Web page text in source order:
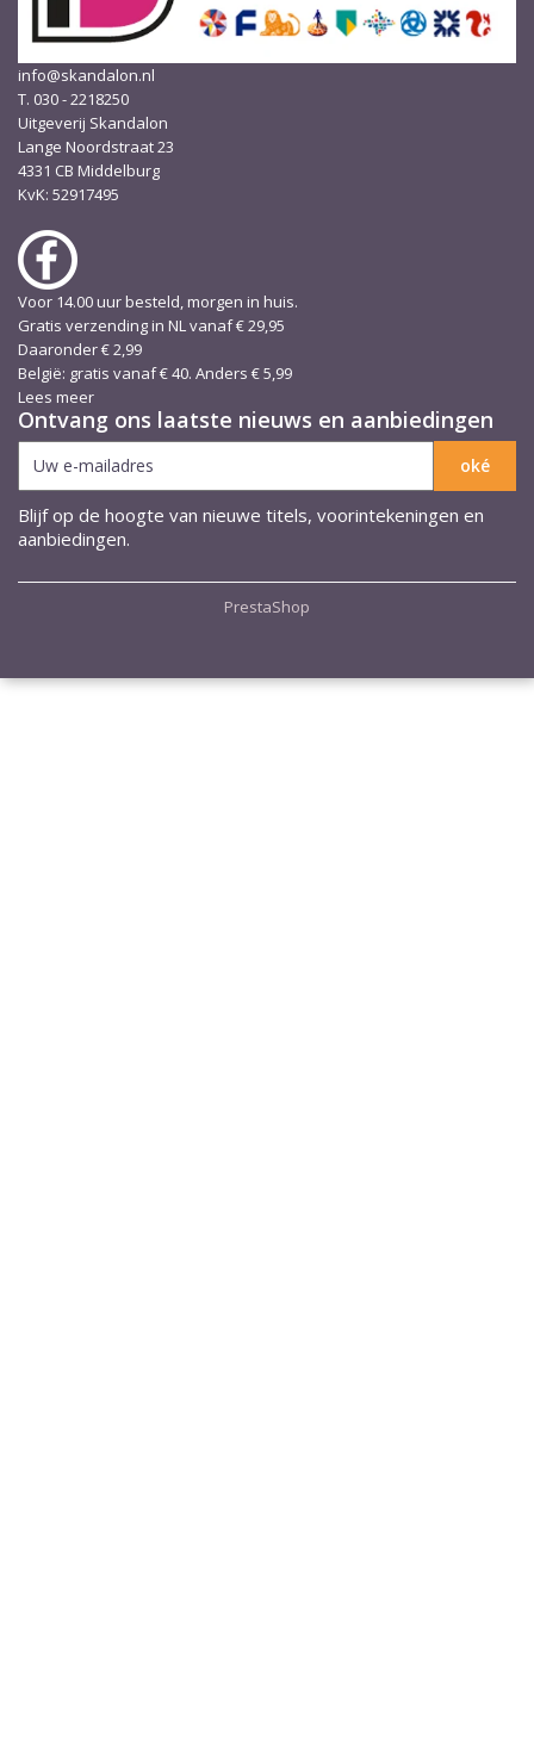
info@skandalon.nl
T. 030 - 2218250
Uitgeverij Skandalon
Lange Noordstraat 23
4331 CB Middelburg
KvK: 52917495
Voor 14.00 uur besteld, morgen in huis.
Gratis verzending in NL vanaf € 29,95
Daaronder € 2,99
België: gratis vanaf € 40. Anders € 5,99
Lees meer
Ontvang ons laatste nieuws en aanbiedingen
Blijf op de hoogte van nieuwe titels, voorintekeningen en
aanbiedingen.
PrestaShop